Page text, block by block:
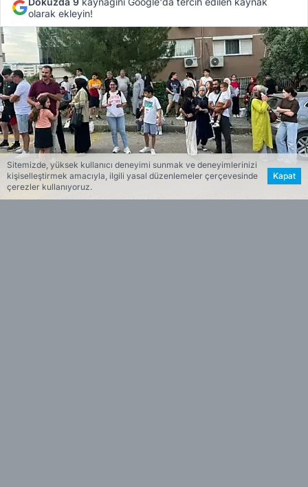
olarak ekleyin!
Sitemizde, yüksek kullanıcı deneyimi sunmak ve deneyimlerinizi
kişiselleştirmek amacıyla, ilgili yasal düzenlemeler çerçevesinde
çerezler kullanıyoruz.
Kapat